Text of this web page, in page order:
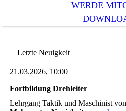
WERDE
Letzte Neuigkeit
21.03.2026, 10:00
Fortbildung Drehleiter
Lehrgang Taktik und Maschinist